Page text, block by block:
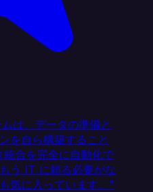
は、データの準備と
を自ら構築すること
合を完全に自動化で
う IT に頼る必要がな
気に入っています。"